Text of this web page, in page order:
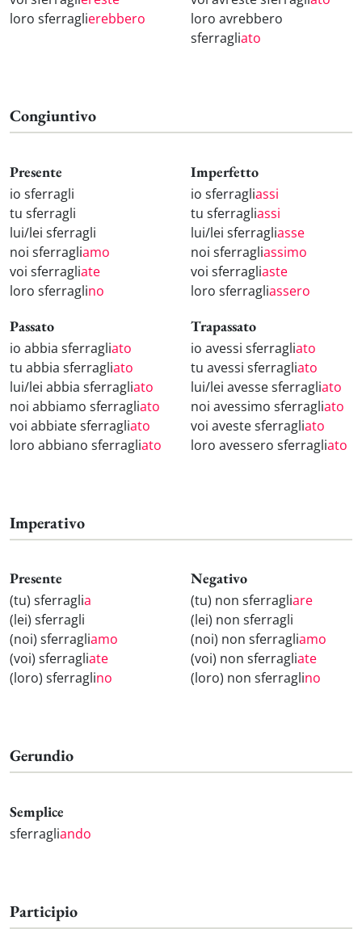
loro sferraglierebbero
loro avrebbero
sferragliato
Congiuntivo
Presente
io sferragli
tu sferragli
lui/lei sferragli
noi sferragliamo
voi sferragliate
loro sferraglino
Imperfetto
io sferragliassi
tu sferragliassi
lui/lei sferragliasse
noi sferragliassimo
voi sferragliaste
loro sferragliassero
Passato
io abbia sferragliato
tu abbia sferragliato
lui/lei abbia sferragliato
noi abbiamo sferragliato
voi abbiate sferragliato
loro abbiano sferragliato
Trapassato
io avessi sferragliato
tu avessi sferragliato
lui/lei avesse sferragliato
noi avessimo sferragliato
voi aveste sferragliato
loro avessero sferragliato
Imperativo
Presente
(tu) sferraglia
(lei) sferragli
(noi) sferragliamo
(voi) sferragliate
(loro) sferraglino
Negativo
(tu) non sferragliare
(lei) non sferragli
(noi) non sferragliamo
(voi) non sferragliate
(loro) non sferraglino
Gerundio
Semplice
sferragliando
Participio